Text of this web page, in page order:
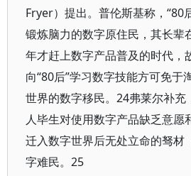
Fryer）提出。普伦斯基称，“80
锻炼脑力的数字原住民，其长辈
年才赶上数字产品普及的时代，
向“80后”学习数字技能方可免于
世界的数字移民。24弗莱尔补充
人毕生对使用数字产品缺乏意愿
迁入数字世界后无处立命的驽
字难民。25